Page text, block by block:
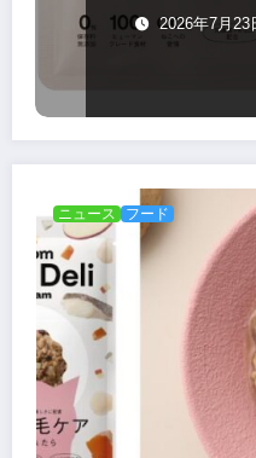
発売
2026年7月23
ニュース フード